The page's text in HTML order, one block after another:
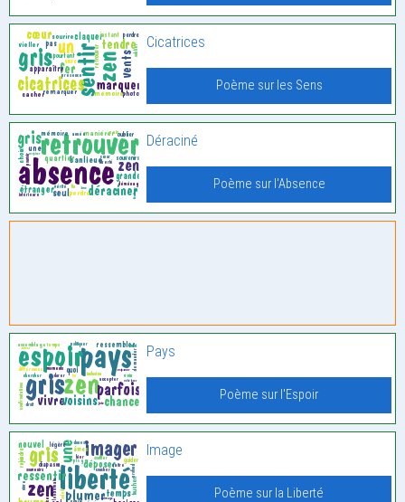
Cicatrices
Poème sur les Sens
Déraciné
Poème sur l'Absence
Pays
Poème sur l'Espoir
Image
Poème sur la Liberté